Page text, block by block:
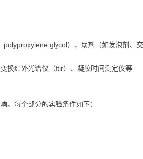
glycol），助剂（如发泡剂、交
换红外光谱仪（ftir）、凝胶时间测定仪等
。每个部分的实验条件如下：